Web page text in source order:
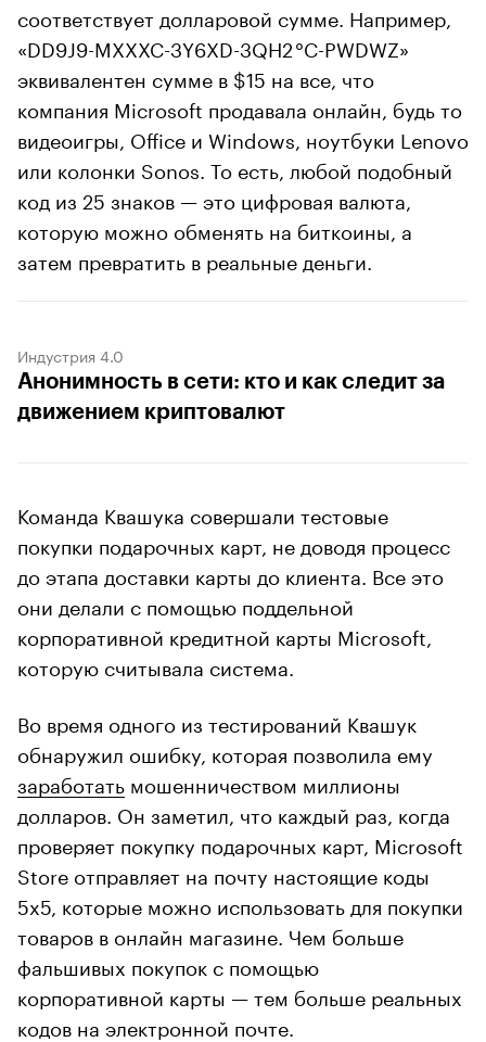
соответствует долларовой сумме. Например,
«DD9J9-MXXXC-3Y6XD-3QH2 °C-PWDWZ»
эквивалентен сумме в $15 на все, что
компания Microsoft продавала онлайн, будь то
видеоигры, Office и Windows, ноутбуки Lenovo
или колонки Sonos. То есть, любой подобный
код из 25 знаков — это цифровая валюта,
которую можно обменять на биткоины, а
затем превратить в реальные деньги.
Индустрия 4.0
Анонимность в сети: кто и как следит за
движением криптовалют
Команда Квашука совершали тестовые
покупки подарочных карт, не доводя процесс
до этапа доставки карты до клиента. Все это
они делали с помощью поддельной
корпоративной кредитной карты Microsoft,
которую считывала система.
Во время одного из тестирований Квашук
обнаружил ошибку, которая позволила ему
заработать мошенничеством миллионы
долларов. Он заметил, что каждый раз, когда
проверяет покупку подарочных карт, Microsoft
Store отправляет на почту настоящие коды
5х5, которые можно использовать для покупки
товаров в онлайн магазине. Чем больше
фальшивых покупок с помощью
корпоративной карты — тем больше реальных
кодов на электронной почте.